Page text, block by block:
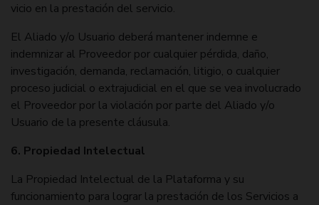
vicio en la prestación del servicio.
El Aliado y/o Usuario deberá mantener indemne e
indemnizar al Proveedor por cualquier pérdida, daño,
investigación, demanda, reclamación, litigio, o cualquier
proceso judicial o extrajudicial en el que se vea involucrado
el Proveedor por la violación por parte del Aliado y/o
Usuario de la presente cláusula.
6. Propiedad Intelectual
La Propiedad Intelectual de la Plataforma y su
funcionamiento para lograr la prestación de los Servicios a